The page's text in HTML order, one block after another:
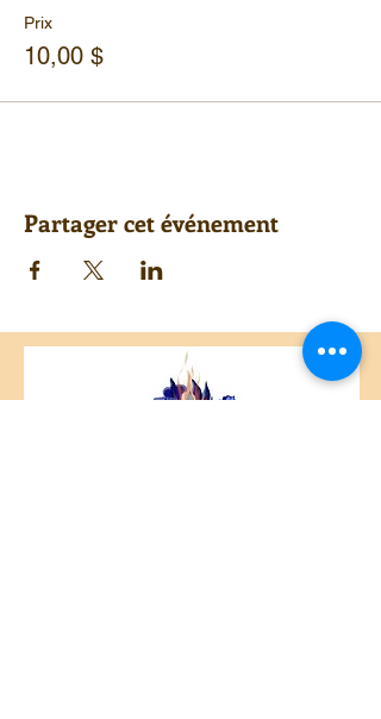
Prix
10,00 $
Partager cet événement